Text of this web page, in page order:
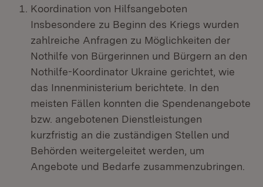
Koordination von Hilfsangeboten
Insbesondere zu Beginn des Kriegs wurden
zahlreiche Anfragen zu Möglichkeiten der
Nothilfe von Bürgerinnen und Bürgern an den
Nothilfe-Koordinator Ukraine gerichtet, wie
das Innenministerium berichtete. In den
meisten Fällen konnten die Spendenangebote
bzw. angebotenen Dienstleistungen
kurzfristig an die zuständigen Stellen und
Behörden weitergeleitet werden, um
Angebote und Bedarfe zusammenzubringen.